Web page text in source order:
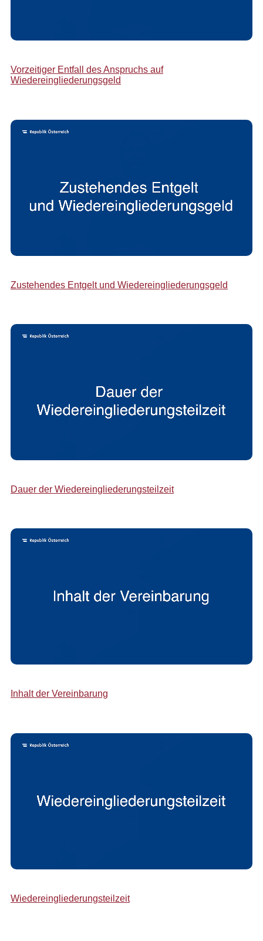
Vorzeitiger Entfall des Anspruchs auf
Wiedereingliederungsgeld
Zustehendes Entgelt und Wiedereingliederungsgeld
Dauer der Wiedereingliederungsteilzeit
Inhalt der Vereinbarung
Wiedereingliederungsteilzeit